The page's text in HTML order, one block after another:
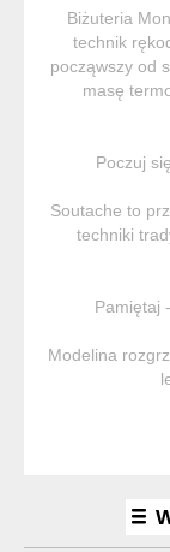
Biżuteria
technik
począwszy od
masę
Poczuj
Soutache to
techniki
Pamiętaj
Modelina